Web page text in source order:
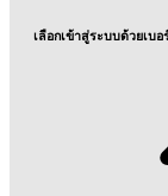
เลือกเข้าสู่ระบบด้วยเบ